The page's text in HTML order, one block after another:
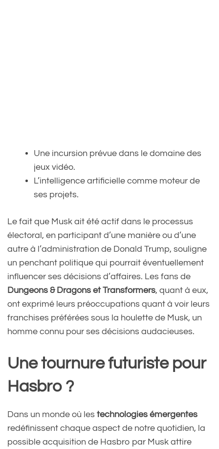
Une incursion prévue dans le domaine des
jeux vidéo.
L’intelligence artificielle comme moteur de
ses projets.
Le fait que Musk ait été actif dans le processus
électoral, en participant d’une manière ou d’une
autre à l’administration de Donald Trump, souligne
un penchant politique qui pourrait éventuellement
influencer ses décisions d’affaires. Les fans de
Dungeons & Dragons et Transformers, quant à eux,
ont exprimé leurs préoccupations quant à voir leurs
franchises préférées sous la houlette de Musk, un
homme connu pour ses décisions audacieuses.
Une tournure futuriste pour
Hasbro ?
Dans un monde où les technologies émergentes
redéfinissent chaque aspect de notre quotidien, la
possible acquisition de Hasbro par Musk attire